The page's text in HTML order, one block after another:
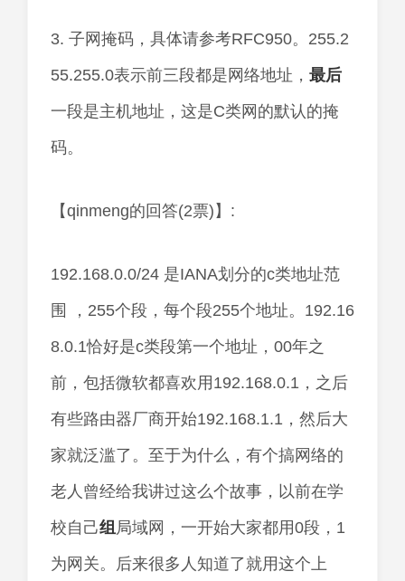
3. 子网掩码，具体请参考RFC950。255.2
55.255.0表示前三段都是网络地址， 最后
一段是主机地址，这是C类网的默认的掩
码。
【qinmeng的回答(2票)】:
192.168.0.0/24 是IANA划分的c类地址范
围 ，255个段，每个段255个地址。192.16
8.0.1恰好是c类段第一个地址，00年之
前，包括微软都喜欢用192.168.0.1，之后
有些路由器厂商开始192.168.1.1，然后大
家就泛滥了。至于为什么，有个搞网络的
老人曾经给我讲过这么个故事，以前在学
校自己组局域网，一开始大家都用0段，1
为网关。后来很多人知道了就用这个上